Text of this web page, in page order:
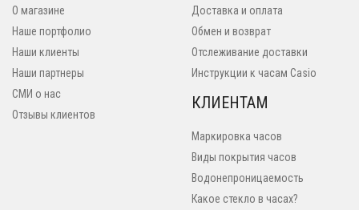
О магазине
Наше портфолио
Наши клиенты
Наши партнеры
СМИ о нас
Отзывы клиентов
Доставка и оплата
Обмен и возврат
Отслеживание доставки
Инструкции к часам Casio
КЛИЕНТАМ
Маркировка часов
Виды покрытия часов
Водонепроницаемость
Какое стекло в часах?